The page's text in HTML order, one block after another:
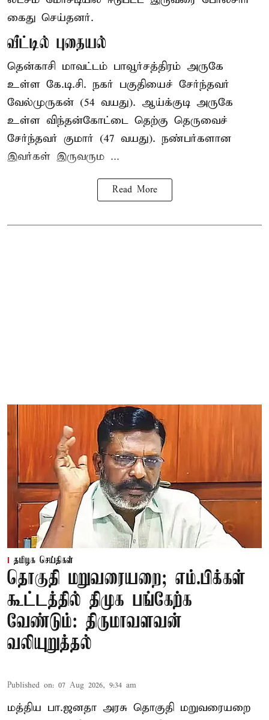
கைது செய்தனர்.
வீட்டில் புதையல்
தென்காசி மாவட்டம் பாவூர்சத்திரம் அருகே
உள்ள கே.டி.சி. நகர் பகுதியைச் சேர்ந்தவர்
வேல்முருகன் (54 வயது). ஆய்க்குடி அருகே
உள்ள விந்தன்கோட்டை தெற்கு தெருவைச்
சேர்ந்தவர் குமார் (47 வயது). நண்பர்களான
இவர்கள் இருவரும ...
Read More
தமிழக செய்திகள்
தொகுதி மறுவரையறை; எம்.பிக்கள்
கூட்டத்தில் திமுக பங்கேற்க
வேண்டும்: திருமாவளவன்
வலியுறுத்தல்
Published on: 07 Aug 2026, 9:34 am
மத்திய பா.ஜனதா அரசு தொகுதி மறுவரையறை